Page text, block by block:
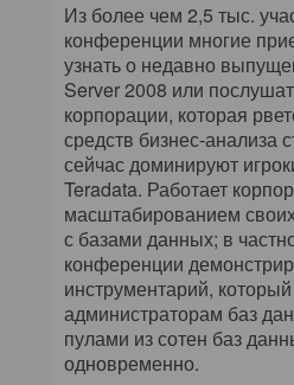
Из более чем 2,5 тыс.
конференции многие
узнать о недавно
Server 2008 или
корпорации, которая
средств бизнес-анализа
сейчас доминируют
Teradata. Работает
масштабированием
с базами данных; в
конференции
инструментарий,
администраторам баз
пулами из сотен баз
одновременно.